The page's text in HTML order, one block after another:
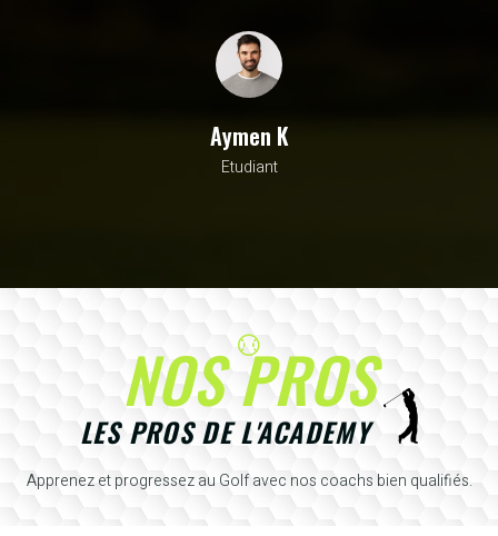
beauté de ce site
NOS PROS
LES PROS DE L'ACADEMY
Apprenez et progressez au Golf avec nos coachs bien qualifiés.